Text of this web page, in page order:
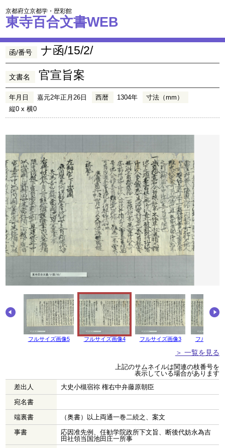
京都府立京都学・歴彩館
東寺百合文書WEB
函/番号 ナ函/15/2/
文書名 官宣旨案
年月日 嘉元2年正月26日 西暦 1304年
寸法（mm）
縦0 x 横0
フルサイズ画像5 フルサイズ画像4 フルサイズ画像3 フルサイズ
＞ 一覧を見る
上記のサムネイルは関連の枝番号を
表示している場合があります
差出人
大史小槻宿祢 権右中弁藤原朝臣
宛名書
端裏書
（奥書）以上両通一巻二続之、案文
事書
応因准先例、任勧学院政所下文旨、断後代妨永為吉
田社領当国池田庄一所事